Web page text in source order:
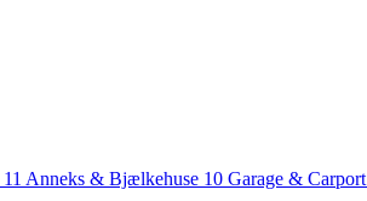
11 Anneks & Bjælkehuse 10 Garage & Carport